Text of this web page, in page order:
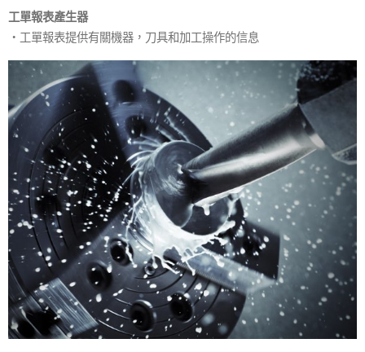
工單報表產生器
・工單報表提供有關機器，刀具和加工操作的信息